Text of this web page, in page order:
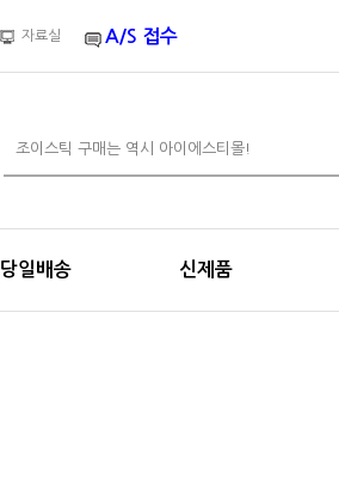
자료실 A/S 접수
당일배송 신제품